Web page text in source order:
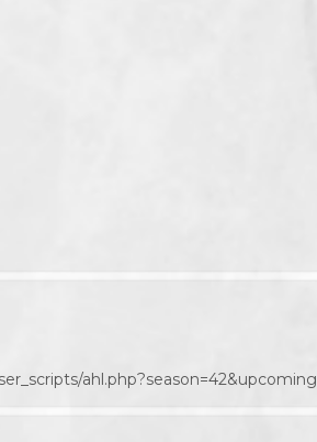
ahl.php?season=42&upcoming